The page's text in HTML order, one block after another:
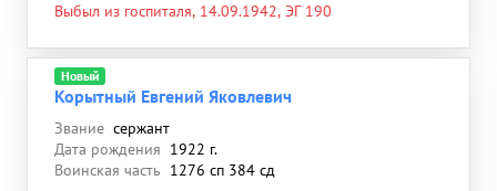
Выбыл из госпиталя, 14.09.1942, ЭГ 190
Новый
Корытный Евгений Яковлевич
Звание сержант
Дата рождения 1922 г.
Воинская часть 1276 сп 384 сд